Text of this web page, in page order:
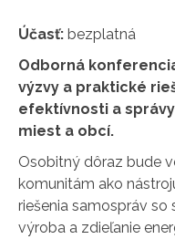
Účasť: bezplatná
Odborná
výzvy a praktické
efektívnosti a
miest a obcí.
Osobitný dôraz bude
komunitám ako
riešenia samospráv
výroba a zdieľanie